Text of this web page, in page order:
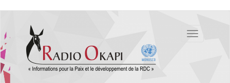
contenu
principal
Toggle